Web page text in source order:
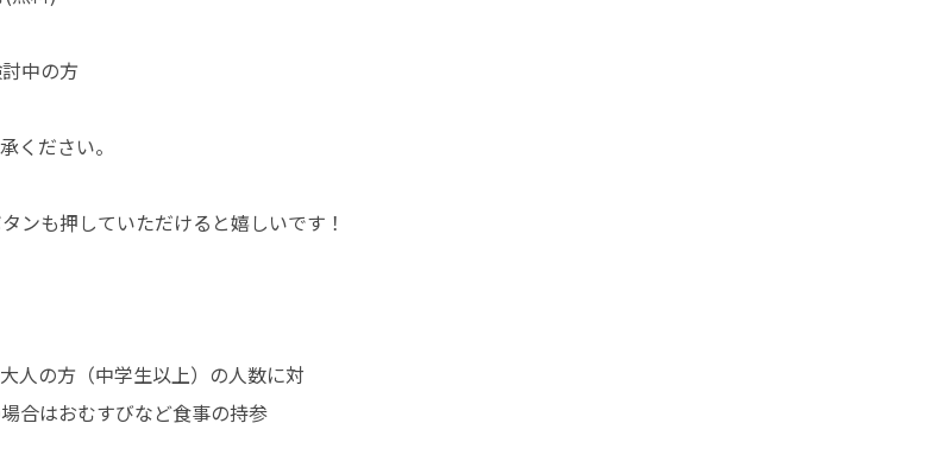
中の方
ださい。
押していただけると嬉しいです！
人の方（中学生以上）の人数に対
合はおむすびなど食事の持参